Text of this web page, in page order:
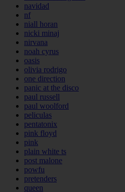
navidad
nf
niall horan
nicki minaj
nirvana
noah cyrus
oasis
olivia rodrigo
one direction
panic at the disco
paul russell
paul woolford
peliculas
pentatonix
pink floyd
pink
plain white ts
post malone
powfu
pretenders
queen